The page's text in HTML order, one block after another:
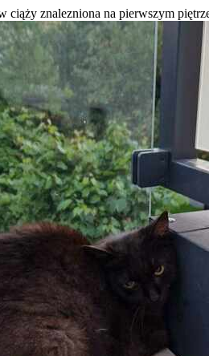
ciąży znalezniona na pierwszym